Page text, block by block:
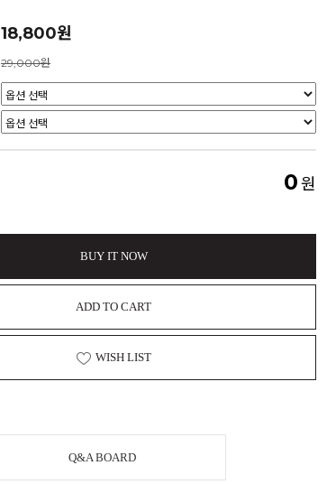
18,800원
29,000원
0원
BUY IT NOW
ADD TO CART
WISH LIST
Q&A BOARD